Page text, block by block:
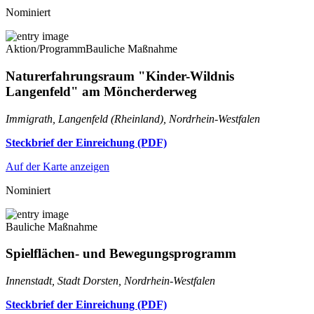
Nominiert
Aktion/ProgrammBauliche Maßnahme
Naturerfahrungsraum "Kinder-Wildnis
Langenfeld" am Möncherderweg
Immigrath, Langenfeld (Rheinland), Nordrhein-Westfalen
Steckbrief der Einreichung (PDF)
Auf der Karte anzeigen
Nominiert
Bauliche Maßnahme
Spielflächen- und Bewegungsprogramm
Innenstadt, Stadt Dorsten, Nordrhein-Westfalen
Steckbrief der Einreichung (PDF)